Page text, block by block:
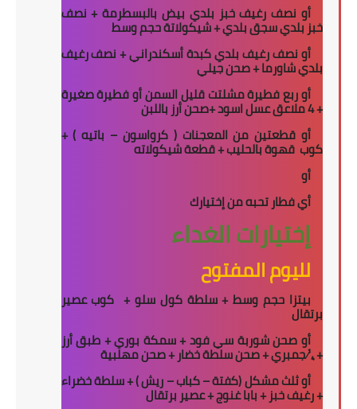
أو نصف رغيف خبز بلدي بيض بالبسطرمة + نصف
خبز بلدي سجق بلدي + شيكولاتة حجم وسط
أو نصف رغيف بلدي كبدة أسكندراني + نصف رغيف
بلدي شاورما + صحن جيلي
أو ربع فطيرة مشلتت قليل السمن أو فطيرة صغيرة
+ 4 ملاعق عسل اسود +صحن أرز باللبن
أو قطعتين من المعجنات ( كرواسون – باتيه ) +
كوب قهوة بالحليب + قطعة شيكولاته
أو
أي فطار تحبه من إختيارك
إختيارات الغداء
لليوم المفتوح
بيتزا حجم وسط + سلطة كول سلو + كوب عصير
برتقال
أو صحن شوربة سي فود + سمكة بوري + طبق أرز
+
¼جمبري + صحن سلطة خضار + صحن مهلبية
أو ثلث مشكل (كفتة – كباب – ريش ) + سلطة خضراء
+ رغيف خبز + بابا غنوج + عصير برتقال